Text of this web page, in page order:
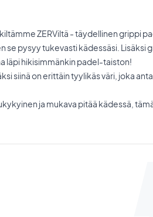
ZERViltä - täydellinen grippi
se pysyy tukevasti kädessäsi. Lisäksi
läpi hikisimmänkin padel-taiston!
siinä on erittäin tyylikäs väri, joka
ja mukava pitää kädessä,